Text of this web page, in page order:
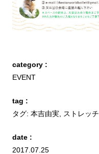
category :
EVENT
tag :
タグ: 本吉由実, ストレッチ
date :
2017.07.25